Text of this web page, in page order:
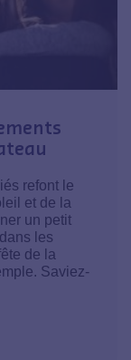
refont le
et de la
un petit
les
de la
Saviez-